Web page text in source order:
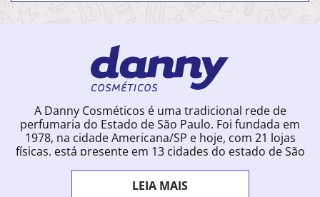
A Danny Cosméticos é uma tradicional rede de
perfumaria do Estado de São Paulo. Foi fundada em
1978, na cidade Americana/SP e hoje, com 21 lojas
físicas, está presente em 13 cidades do estado de São
começou a vender para todo o território brasileiro.
Com uma infinidade de marcas e a filosofia de vender
LEIA MAIS